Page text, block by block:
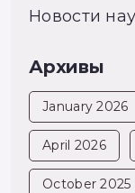
Новости
Архивы
January 2026
April 2026
October 2025